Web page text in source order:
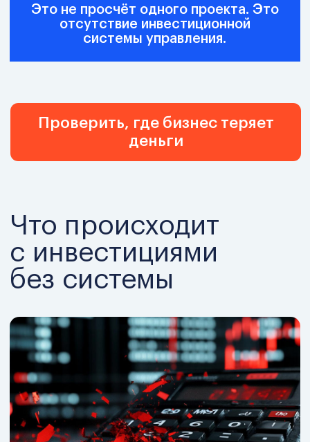
финтех есть, но не связан с
управленческими решениями;
риски фиксируются после потерь.
дашборды в реальном времени
управляемые риски
решения на данных
сценарные модели
контроль ликвидности
С системой
запоздалые отчёты
инвестиции «на вере»
Без системы